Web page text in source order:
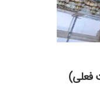
فعلی)